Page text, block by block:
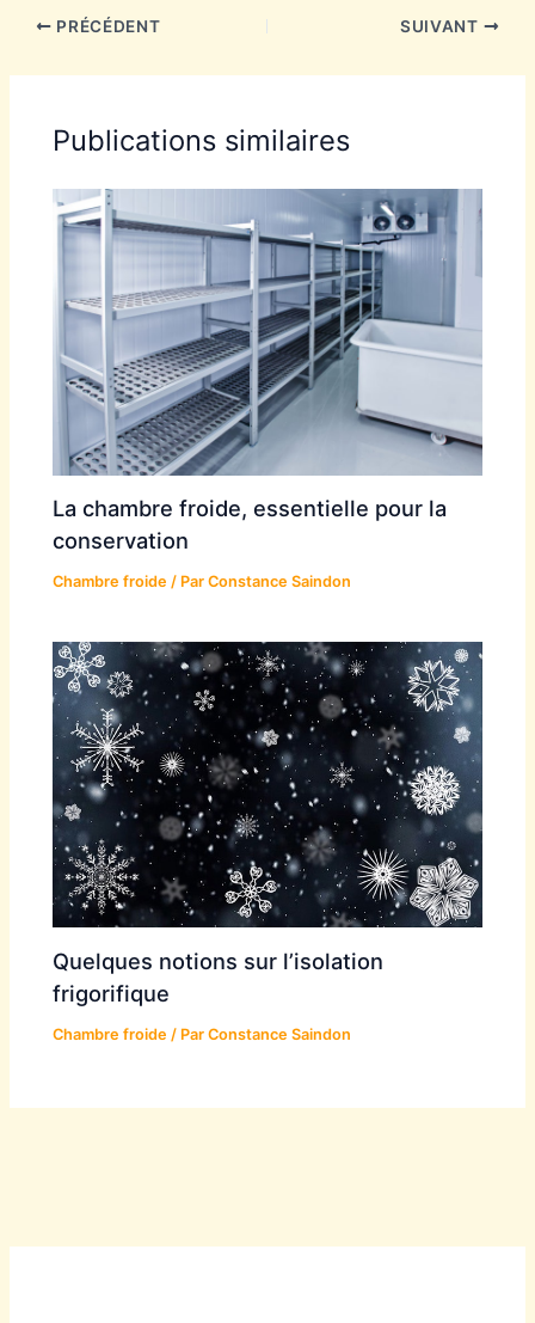
PRÉCÉDENT SUIVANT
Publications similaires
La chambre froide, essentielle pour la
conservation
Chambre froide / ParConstance Saindon
Quelques notions sur l’isolation
frigorifique
Chambre froide / ParConstance Saindon